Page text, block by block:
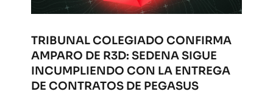
TRIBUNAL COLEGIADO CONFIRMA
AMPARO DE R3D: SEDENA SIGUE
INCUMPLIENDO CON LA ENTREGA
DE CONTRATOS DE PEGASUS